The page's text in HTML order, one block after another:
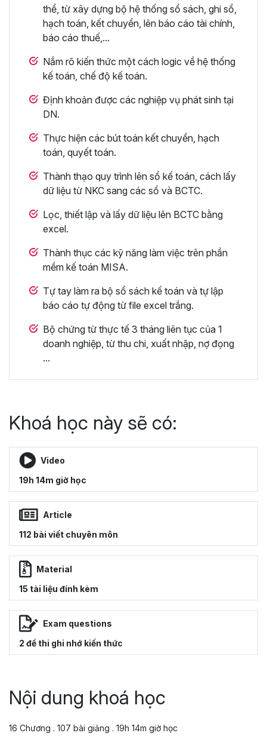
thể, từ xây dựng bộ hệ thống sổ sách, ghi sổ,
hạch toán, kết chuyển, lên báo cáo tài chính,
báo cáo thuế,...
Nắm rõ kiến thức một cách logic về hệ thống
kế toán, chế độ kế toán.
Định khoản được các nghiệp vụ phát sinh tại
DN.
Thực hiện các bút toán kết chuyển, hạch
toán, quyết toán.
Thành thạo quy trình lên sổ kế toán, cách lấy
dữ liệu từ NKC sang các sổ và BCTC.
Lọc, thiết lập và lấy dữ liệu lên BCTC bằng
excel.
Thành thục các kỹ năng làm việc trên phần
mềm kế toán MISA.
Tự tay làm ra bộ sổ sách kế toán và tự lập
báo cáo tự động từ file excel trắng.
Bộ chứng từ thực tế 3 tháng liên tục của 1
doanh nghiệp, từ thu chi, xuất nhập, nợ đọng
...
Khoá học này sẽ có:
Video
19h 14m giờ học
Article
112 bài viết chuyên môn
Material
15 tài liệu đính kèm
Exam questions
2 đề thi ghi nhớ kiến thức
Nội dung khoá học
16 Chương . 107 bài giảng . 19h 14m giờ học